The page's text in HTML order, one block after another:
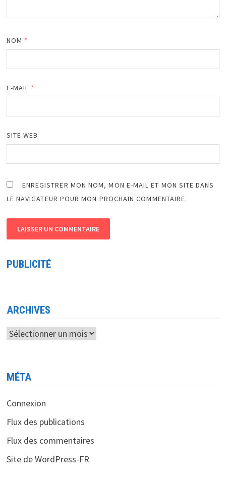
NOM *
E-MAIL *
SITE WEB
ENREGISTRER MON NOM, MON E-MAIL ET MON SITE DANS
LE NAVIGATEUR POUR MON PROCHAIN COMMENTAIRE.
PUBLICITÉ
ARCHIVES
Archives
MÉTA
Connexion
Flux des publications
Flux des commentaires
Site de WordPress-FR